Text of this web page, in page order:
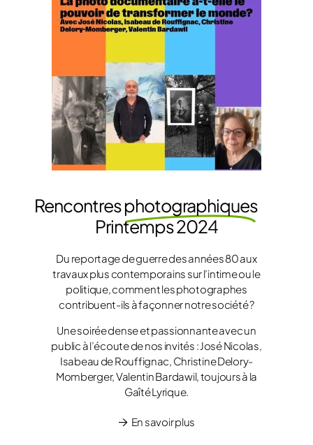
Rencontresphotographiques
Printemps 2024
Du reportage de guerre des années 80 aux
travaux plus contemporains sur l’intime ou le
politique, comment les photographes
contribuent-ils à façonner notre société ?
Une soirée dense et passionnante avec un
public à l’écoute de nos invités : José Nicolas,
Isabeau de Rouffignac, Christine Delory-
Momberger, Valentin Bardawil, toujours à la
Gaîté Lyrique.
En savoir plus